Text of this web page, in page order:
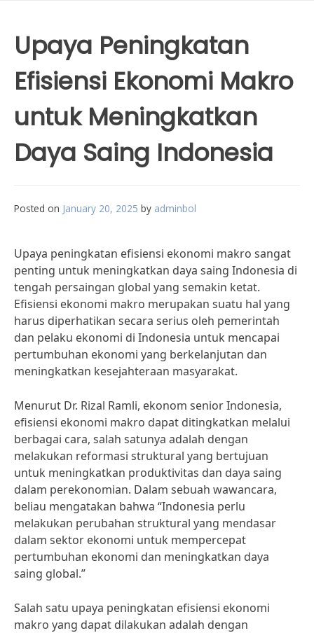
Upaya Peningkatan
Efisiensi Ekonomi Makro
untuk Meningkatkan
Daya Saing Indonesia
Posted on January 20, 2025 by adminbol
Upaya peningkatan efisiensi ekonomi makro sangat
penting untuk meningkatkan daya saing Indonesia di
tengah persaingan global yang semakin ketat.
Efisiensi ekonomi makro merupakan suatu hal yang
harus diperhatikan secara serius oleh pemerintah
dan pelaku ekonomi di Indonesia untuk mencapai
pertumbuhan ekonomi yang berkelanjutan dan
meningkatkan kesejahteraan masyarakat.
Menurut Dr. Rizal Ramli, ekonom senior Indonesia,
efisiensi ekonomi makro dapat ditingkatkan melalui
berbagai cara, salah satunya adalah dengan
melakukan reformasi struktural yang bertujuan
untuk meningkatkan produktivitas dan daya saing
dalam perekonomian. Dalam sebuah wawancara,
beliau mengatakan bahwa “Indonesia perlu
melakukan perubahan struktural yang mendasar
dalam sektor ekonomi untuk mempercepat
pertumbuhan ekonomi dan meningkatkan daya
saing global.”
Salah satu upaya peningkatan efisiensi ekonomi
makro yang dapat dilakukan adalah dengan